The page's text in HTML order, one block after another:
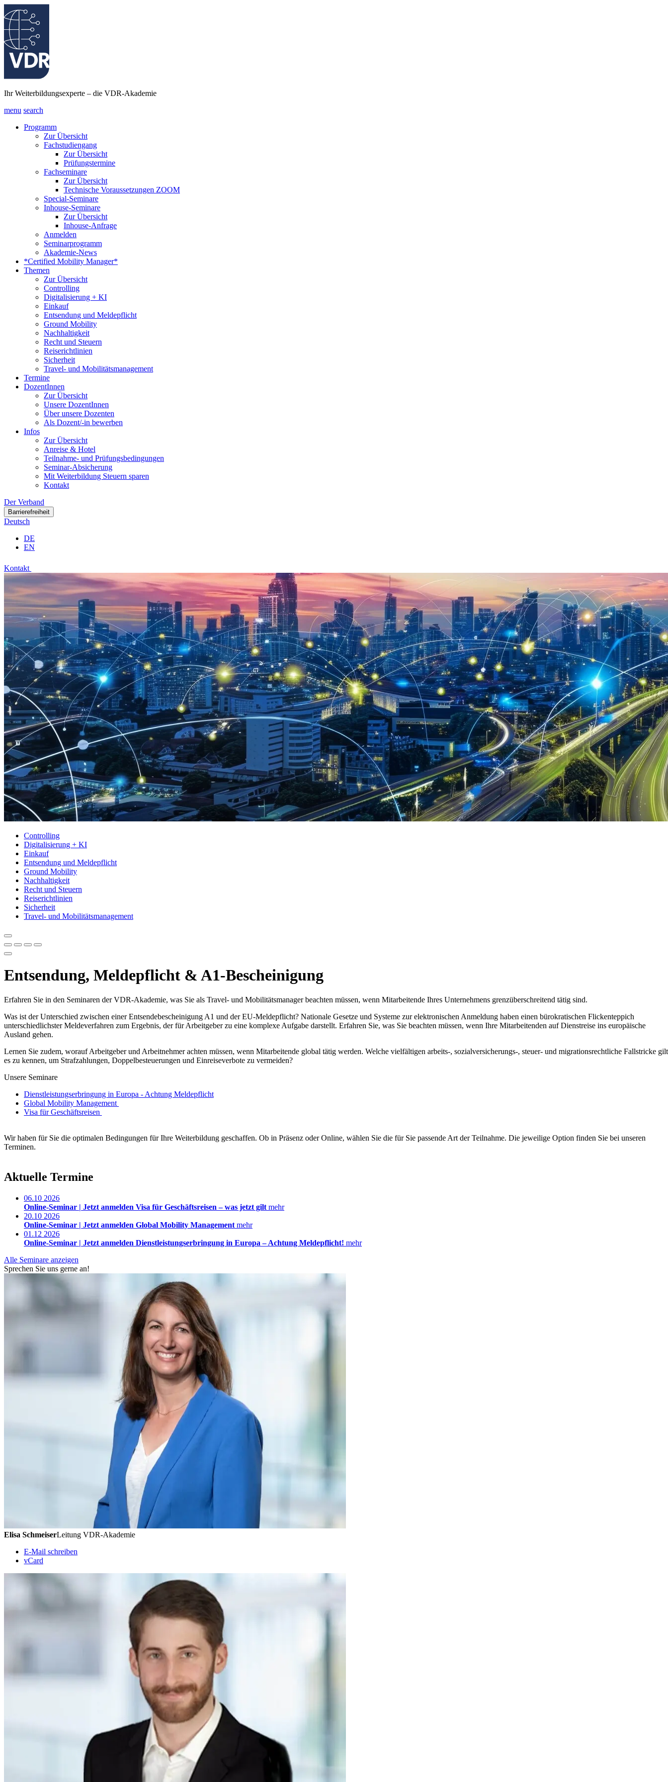
Ihr Weiterbildungsexperte – die VDR-Akademie
menu search
Programm
Zur Übersicht
Fachstudiengang
Zur Übersicht
Prüfungstermine
Fachseminare
Zur Übersicht
Technische Voraussetzungen ZOOM
Special-Seminare
Inhouse-Seminare
Zur Übersicht
Inhouse-Anfrage
Anmelden
Seminarprogramm
Akademie-News
*Certified Mobility Manager*
Themen
Zur Übersicht
Controlling
Digitalisierung + KI
Einkauf
Entsendung und Meldepflicht
Ground Mobility
Nachhaltigkeit
Recht und Steuern
Reiserichtlinien
Sicherheit
Travel- und Mobilitätsmanagement
Termine
DozentInnen
Zur Übersicht
Unsere DozentInnen
Über unsere Dozenten
Als Dozent/-in bewerben
Infos
Zur Übersicht
Anreise & Hotel
Teilnahme- und Prüfungsbedingungen
Seminar-Absicherung
Mit Weiterbildung Steuern sparen
Kontakt
Der Verband
Barrierefreiheit
Deutsch
DE
EN
Kontakt
Controlling
Digitalisierung + KI
Einkauf
Entsendung und Meldepflicht
Ground Mobility
Nachhaltigkeit
Recht und Steuern
Reiserichtlinien
Sicherheit
Travel- und Mobilitätsmanagement
Entsendung, Meldepflicht & A1-Bescheinigung
Erfahren Sie in den Seminaren der VDR-Akademie, was Sie als Travel- und Mobilitätsmanager beachten müssen, wenn Mitarbeitende Ihres Unternehmens grenzüberschreitend tätig sind.
Was ist der Unterschied zwischen einer Entsendebescheinigung A1 und der EU-Meldepflicht? Nationale Gesetze und Systeme zur elektronischen Anmeldung haben einen bürokratischen Flickenteppich
unterschiedlichster Meldeverfahren zum Ergebnis, der für Arbeitgeber zu eine komplexe Aufgabe darstellt. Erfahren Sie, was Sie beachten müssen, wenn Ihre Mitarbeitenden auf Dienstreise ins europäische
Ausland gehen.
Lernen Sie zudem, worauf Arbeitgeber und Arbeitnehmer achten müssen, wenn Mitarbeitende global tätig werden. Welche vielfältigen arbeits-, sozialversicherungs-, steuer- und migrationsrechtliche Fallstricke gilt
es zu kennen, um Strafzahlungen, Doppelbesteuerungen und Einreiseverbote zu vermeiden?
Unsere Seminare
Dienstleistungserbringung in Europa - Achtung Meldepflicht
Global Mobility Management
Visa für Geschäftsreisen
Wir haben für Sie die optimalen Bedingungen für Ihre Weiterbildung geschaffen. Ob in Präsenz oder Online, wählen Sie die für Sie passende Art der Teilnahme. Die jeweilige Option finden Sie bei unseren
Terminen.
Aktuelle Termine
06.10 2026
Online-Seminar | Jetzt anmelden Visa für Geschäftsreisen – was jetzt gilt mehr
20.10 2026
Online-Seminar | Jetzt anmelden Global Mobility Management mehr
01.12 2026
Online-Seminar | Jetzt anmelden Dienstleistungserbringung in Europa – Achtung Meldepflicht! mehr
Alle Seminare anzeigen
Sprechen Sie uns gerne an!
Elisa SchmeiserLeitung VDR-Akademie
E-Mail schreiben
vCard